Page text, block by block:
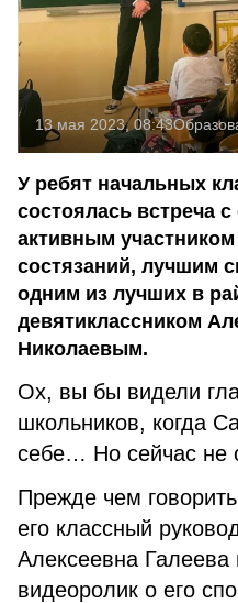
13 мая 2023, 08:43
У ребят начальных
состоялась встреча
активным
состязаний, лучшим
одним из лучших в
девятиклассником
Николаевым.
Ох, вы бы видели
школьников, когда
себе… Но сейчас не
Прежде чем
его классный
Алексеевна Галеева
видеоролик о его